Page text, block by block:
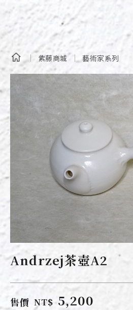
紫藤商城 藝術家系列
Andrzej茶壺A2
售價 NT$ 5,200